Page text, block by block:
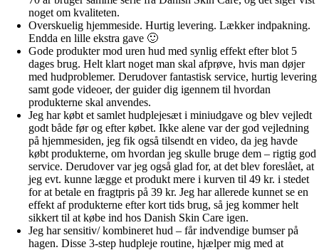
noget om kvaliteten.
Overskuelig hjemmeside. Hurtig levering. Lækker indpakning.
Endda en lille ekstra gave 🙂
Gode produkter mod uren hud med synlig effekt efter blot 5
dages brug. Helt klart noget man skal afprøve, hvis man døjer
med hudproblemer. Derudover fantastisk service, hurtig levering
samt gode videoer, der guider dig igennem til hvordan
produkterne skal anvendes.
Jeg har købt et samlet hudplejesæt i miniudgave og blev vejledt
godt både før og efter købet. Ikke alene var der god vejledning
på hjemmesiden, jeg fik også tilsendt en video, da jeg havde
købt produkterne, om hvordan jeg skulle bruge dem – rigtig god
service. Derudover var jeg også glad for, at det blev foreslået, at
jeg evt. kunne lægge et produkt mere i kurven til 49 kr. i stedet
for at betale en fragtpris på 39 kr. Jeg har allerede kunnet se en
effekt af produkterne efter kort tids brug, så jeg kommer helt
sikkert til at købe ind hos Danish Skin Care igen.
Jeg har sensitiv/ kombineret hud – får indvendige bumser på
hagen. Disse 3-step hudpleje routine, hjælper mig med at